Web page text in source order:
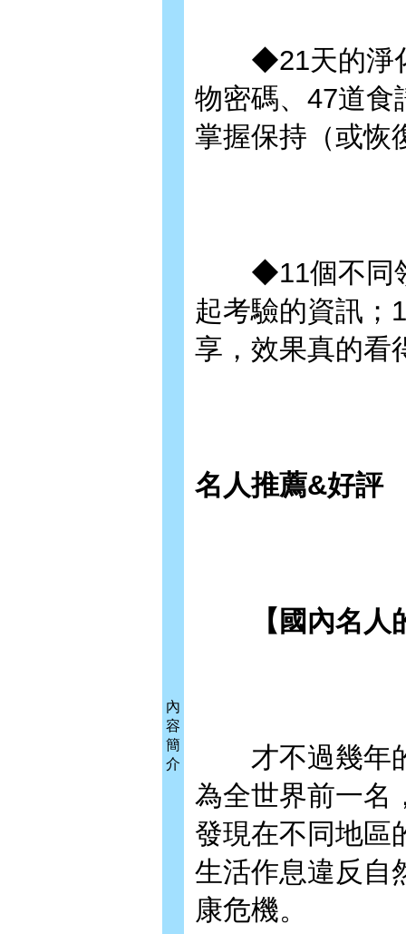
內
容
簡
介
◆21天的淨化
物密碼、47道食
掌握保持（或恢
◆11個不同領
起考驗的資訊；
享，效果真的看
名人推薦&好評
【國內名人
才不過幾年的
為全世界前一名
發現在不同地區
生活作息違反自
康危機。